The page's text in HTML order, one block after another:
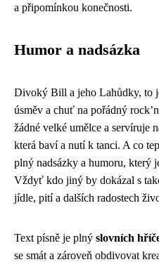
a připomínkou konečnosti.
Humor a nadsázka
Divoký Bill a jeho Lahůdky, to
úsměv a chuť na pořádný
žádné velké umělce a servíruje
která baví a nutí k tanci. A co
plný nadsázky a humoru, který
Vždyť kdo jiný by dokázal s
jídle, pití a dalších radostech
Text písně je plný slovních
se smát a zároveň obdivovat